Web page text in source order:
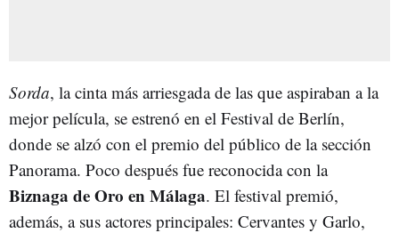
Sorda, la cinta más arriesgada de las que aspiraban a la
mejor película, se estrenó en el Festival de Berlín,
donde se alzó con el premio del público de la sección
Panorama. Poco después fue reconocida con la
Biznaga de Oro en Málaga. El festival premió,
además, a sus actores principales: Cervantes y Garlo,